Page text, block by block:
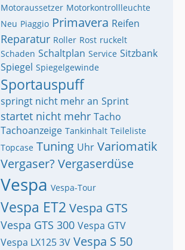
Motoraussetzer Motorkontrollleuchte
Neu Piaggio Primavera Reifen
Reparatur Roller Rost ruckelt
Schaden Schaltplan Service Sitzbank
Spiegel Spiegelgewinde
Sportauspuff
springt nicht mehr an Sprint
startet nicht mehr Tacho
Tachoanzeige Tankinhalt Teileliste
Topcase Tuning Uhr Variomatik
Vergaser? Vergaserdüse
Vespa Vespa-Tour
Vespa ET2 Vespa GTS
Vespa GTS 300 Vespa GTV
Vespa LX125 3V Vespa S 50